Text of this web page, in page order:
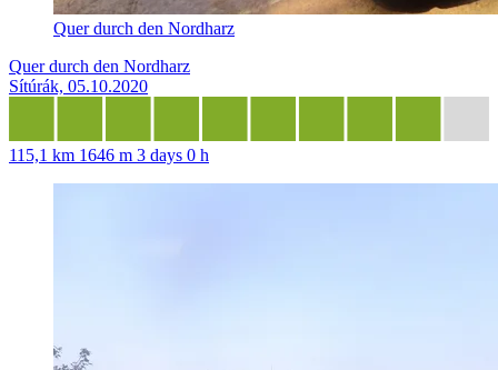
Quer durch den Nordharz
Quer durch den Nordharz
Sítúrák, 05.10.2020
115,1 km 1646 m 3 days 0 h